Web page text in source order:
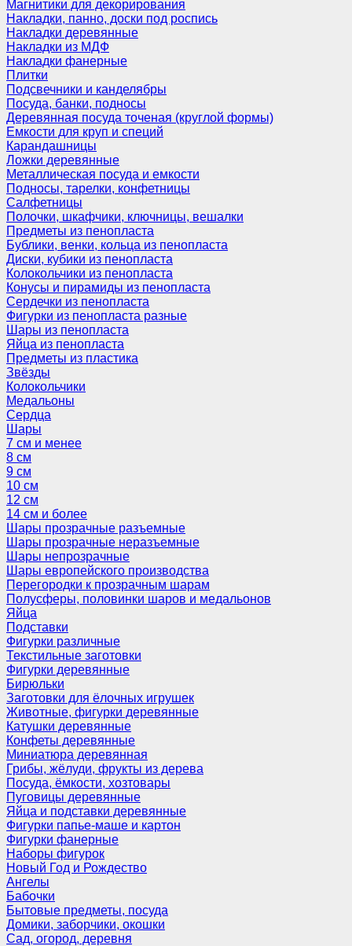
Магнитики для декорирования
Накладки, панно, доски под роспись
Накладки деревянные
Накладки из МДФ
Накладки фанерные
Плитки
Подсвечники и канделябры
Посуда, банки, подносы
Деревянная посуда точеная (круглой формы)
Емкости для круп и специй
Карандашницы
Ложки деревянные
Металлическая посуда и емкости
Подносы, тарелки, конфетницы
Салфетницы
Полочки, шкафчики, ключницы, вешалки
Предметы из пенопласта
Бублики, венки, кольца из пенопласта
Диски, кубики из пенопласта
Колокольчики из пенопласта
Конусы и пирамиды из пенопласта
Сердечки из пенопласта
Фигурки из пенопласта разные
Шары из пенопласта
Яйца из пенопласта
Предметы из пластика
Звёзды
Колокольчики
Медальоны
Сердца
Шары
7 см и менее
8 см
9 см
10 см
12 см
14 см и более
Шары прозрачные разъемные
Шары прозрачные неразъемные
Шары непрозрачные
Шары европейского производства
Перегородки к прозрачным шарам
Полусферы, половинки шаров и медальонов
Яйца
Подставки
Фигурки различные
Текстильные заготовки
Фигурки деревянные
Бирюльки
Заготовки для ёлочных игрушек
Животные, фигурки деревянные
Катушки деревянные
Конфеты деревянные
Миниатюра деревянная
Грибы, жёлуди, фрукты из дерева
Посуда, ёмкости, хозтовары
Пуговицы деревянные
Яйца и подставки деревянные
Фигурки папье-маше и картон
Фигурки фанерные
Наборы фигурок
Новый Год и Рождество
Ангелы
Бабочки
Бытовые предметы, посуда
Домики, заборчики, окошки
Сад, огород, деревня